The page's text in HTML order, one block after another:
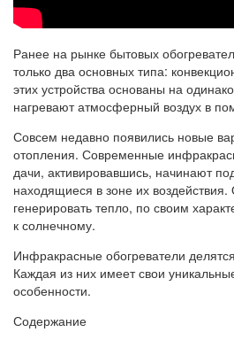
Ранее на рынке бытовых
только два основных типа:
этих устройства основаны на
нагревают атмосферный воздух в
Совсем недавно появились новые
отопления. Современные
дачи, активировавшись, начинают
находящиеся в зоне их
генерировать тепло, по своим
к солнечному.
Инфракрасные обогреватели
Каждая из них имеет свои
особенности.
Содержание